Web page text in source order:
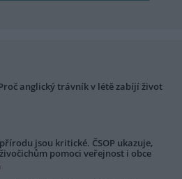
anglický trávník v létě zabíjí život
jsou kritické. ČSOP ukazuje,
pomoci veřejnost i obce